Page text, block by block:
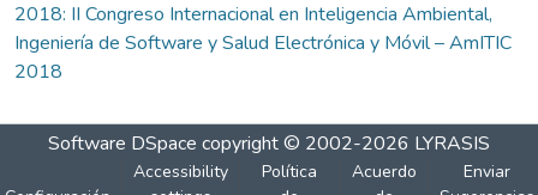
2018: II Congreso Internacional en Inteligencia Ambiental,
Ingeniería de Software y Salud Electrónica y Móvil – AmITIC
2018
Software DSpace copyright © 2002-2026 LYRASIS
Accessibility
Política
Acuerdo
Enviar